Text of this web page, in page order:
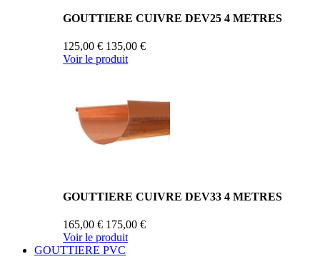
GOUTTIERE CUIVRE DEV25 4 METRES
125,00 € 135,00 €
Voir le produit
GOUTTIERE CUIVRE DEV33 4 METRES
165,00 € 175,00 €
Voir le produit
GOUTTIERE PVC